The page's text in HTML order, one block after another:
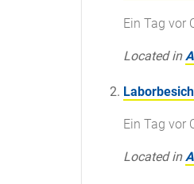
Ein Tag vor
Located in
Ein Tag vor
Located in